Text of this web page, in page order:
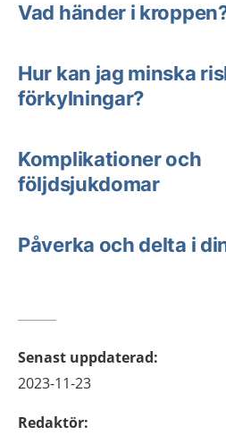
Vad händer i
Hur kan jag minska
förkylningar?
Komplikationer och
följdsjukdomar
Påverka och delta i
Senast uppdaterad:
2023-11-23
Redaktör: